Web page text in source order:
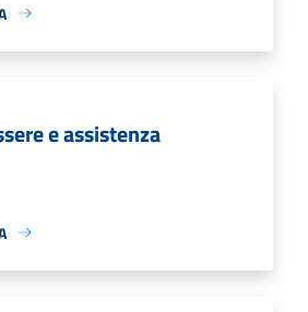
e assistenza